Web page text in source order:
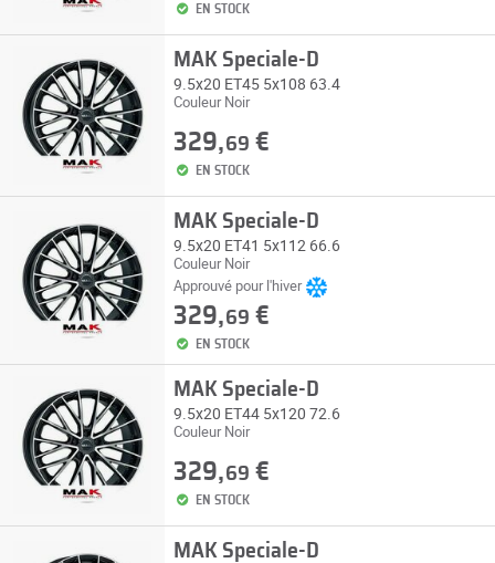
EN STOCK
MAK Speciale-D
9.5x20 ET45 5x108 63.4
Couleur Noir
329,69 €
EN STOCK
MAK Speciale-D
9.5x20 ET41 5x112 66.6
Couleur Noir
Approuvé pour l'hiver
329,69 €
EN STOCK
MAK Speciale-D
9.5x20 ET44 5x120 72.6
Couleur Noir
329,69 €
EN STOCK
MAK Speciale-D